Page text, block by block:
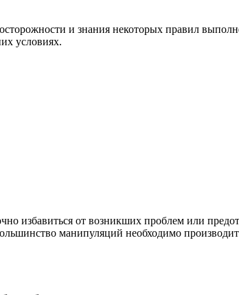
и знания некоторых правил
условиях.
избавиться от возникших проблем или
манипуляций необходимо